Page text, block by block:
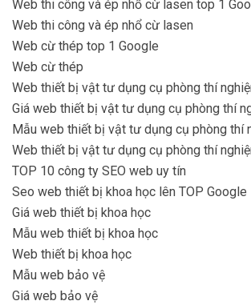
Web thi công và ép nhổ cừ lasen top 1
Web thi công và ép nhổ cừ lasen
Web cừ thép top 1 Google
Web cừ thép
Web thiết bị vật tư dụng cụ phòng thí
Giá web thiết bị vật tư dụng cụ phòng thí
Mẫu web thiết bị vật tư dụng cụ phòng thí
Web thiết bị vật tư dụng cụ phòng thí
TOP 10 công ty SEO web uy tín
Seo web thiết bị khoa học lên TOP Google
Giá web thiết bị khoa học
Mẫu web thiết bị khoa học
Web thiết bị khoa học
Mẫu web bảo vệ
Giá web bảo vệ